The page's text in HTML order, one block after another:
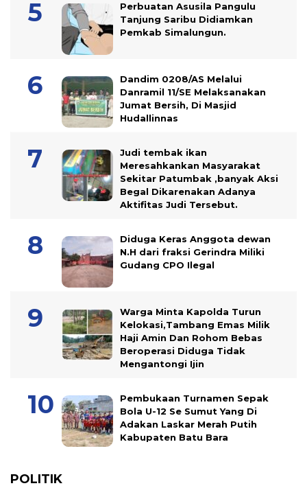
Perbuatan Asusila Pangulu
Tanjung Saribu Didiamkan
Pemkab Simalungun.
Dandim 0208/AS Melalui
Danramil 11/SE Melaksanakan
Jumat Bersih, Di Masjid
Hudallinnas
Judi tembak ikan
Meresahkankan Masyarakat
Sekitar Patumbak ,banyak Aksi
Begal Dikarenakan Adanya
Aktifitas Judi Tersebut.
Diduga Keras Anggota dewan
N.H dari fraksi Gerindra Miliki
Gudang CPO Ilegal
Warga Minta Kapolda Turun
Kelokasi,Tambang Emas Milik
Haji Amin Dan Rohom Bebas
Beroperasi Diduga Tidak
Mengantongi Ijin
Pembukaan Turnamen Sepak
Bola U-12 Se Sumut Yang Di
Adakan Laskar Merah Putih
Kabupaten Batu Bara
POLITIK